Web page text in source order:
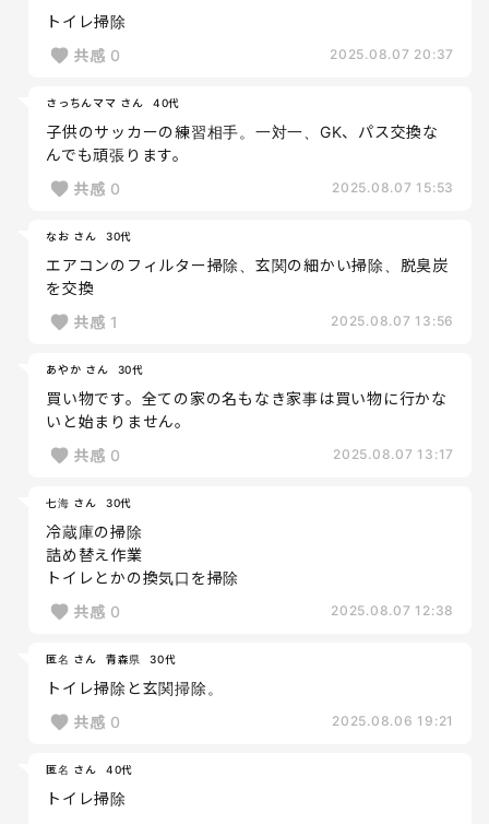
トイレ掃除
共感 0 2025.08.07 20:37
さっちんママ さん 40代
子供のサッカーの練習相手。一対一、GK、パス交換な
んでも頑張ります。
共感 0 2025.08.07 15:53
なお さん 30代
エアコンのフィルター掃除、玄関の細かい掃除、脱臭炭
を交換
共感 1 2025.08.07 13:56
あやか さん 30代
買い物です。全ての家の名もなき家事は買い物に行かな
いと始まりません。
共感 0 2025.08.07 13:17
七海 さん 30代
冷蔵庫の掃除
詰め替え作業
トイレとかの換気口を掃除
共感 0 2025.08.07 12:38
匿名 さん 青森県 30代
トイレ掃除と玄関掃除。
共感 0 2025.08.06 19:21
匿名 さん 40代
トイレ掃除